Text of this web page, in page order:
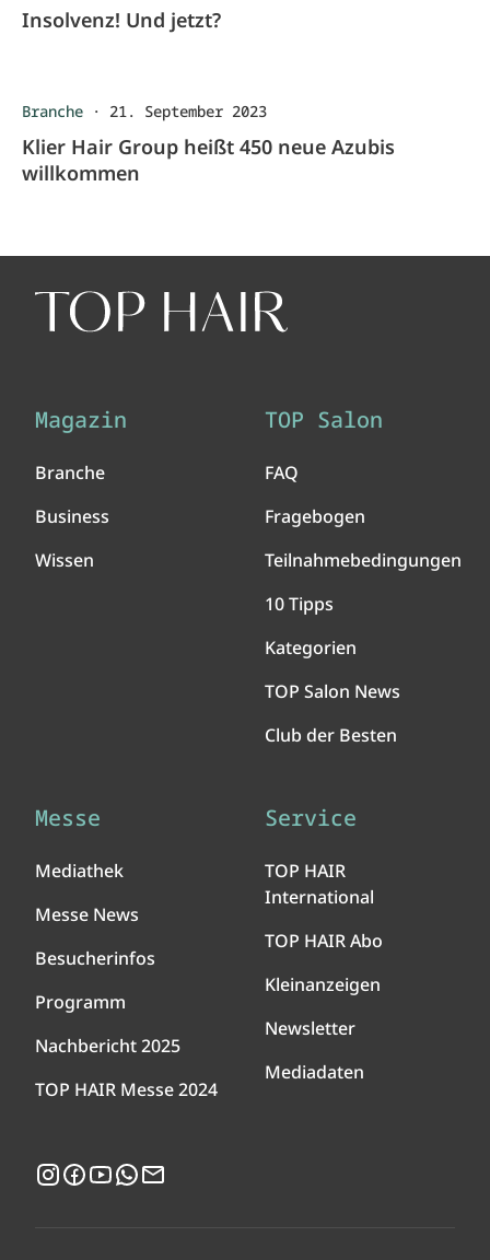
Insolvenz! Und jetzt?
Branche · 21. September 2023
Klier Hair Group heißt 450 neue Azubis
willkommen
Magazin
Branche
Business
Wissen
TOP Salon
FAQ
Fragebogen
Teilnahmebedingungen
10 Tipps
Kategorien
TOP Salon News
Club der Besten
Messe
Mediathek
Messe News
Besucherinfos
Programm
Nachbericht 2025
TOP HAIR Messe 2024
Service
TOP HAIR
International
TOP HAIR Abo
Kleinanzeigen
Newsletter
Mediadaten
Instagram
Facebook
YouTubeWhatsApp